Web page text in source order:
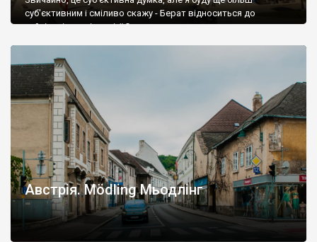
суб'єктивним і сміливо скажу - Берат відноситься до
найцікавіших міст усієї Європи.
Австрія. Mödling Мьодлінг